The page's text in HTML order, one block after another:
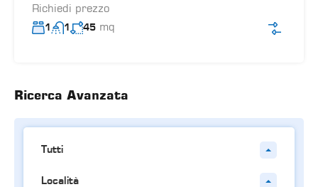
Richiedi prezzo
1 1 45 mq
Ricerca Avanzata
Tutti
Località